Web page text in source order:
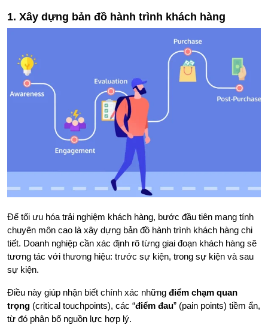
1. Xây dựng bản đồ hành trình khách hàng
Để tối ưu hóa trải nghiệm khách hàng, bước đầu tiên mang tính
chuyên môn cao là xây dựng bản đồ hành trình khách hàng chi
tiết. Doanh nghiệp cần xác định rõ từng giai đoạn khách hàng sẽ
tương tác với thương hiệu: trước sự kiện, trong sự kiện và sau
sự kiện.
Điều này giúp nhận biết chính xác những điểm chạm quan
trọng (critical touchpoints), các “điểm đau” (pain points) tiềm ẩn,
từ đó phân bổ nguồn lực hợp lý.